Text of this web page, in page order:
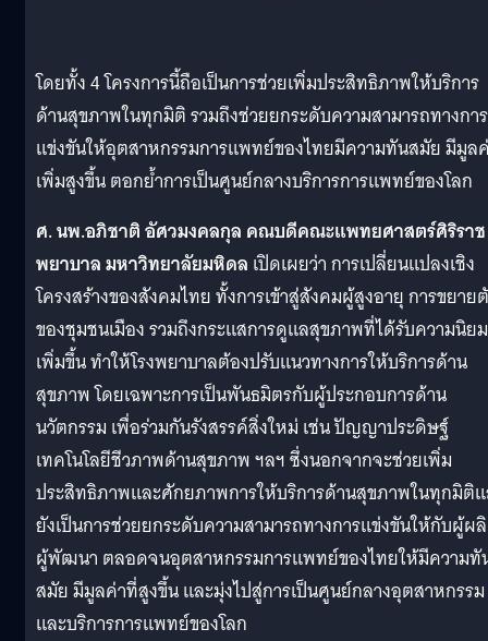
โดยทั้ง 4 โครงการนี้ถือเป็นการช่วยเพิ่มประสิทธิภาพให้บริการ
ด้านสุขภาพในทุกมิติ รวมถึงช่วยยกระดับความสามารถทางการ
แข่งขันให้อุตสาหกรรมการแพทย์ของไทยมีความทันสมัย มีมูล
เพิ่มสูงขึ้น ตอกย้ำการเป็นศูนย์กลางบริการการแพทย์ของโลก
ศ. นพ.อภิชาติ อัศวมงคลกุล คณบดีคณะแพทยศาสตร์ศิริราช
พยาบาล มหาวิทยาลัยมหิดล เปิดเผยว่า การเปลี่ยนแปลงเชิง
โครงสร้างของสังคมไทย ทั้งการเข้าสู่สังคมผู้สูงอายุ การขยาย
ของชุมชนเมือง รวมถึงกระแสการดูแลสุขภาพที่ได้รับความนิยม
เพิ่มขึ้น ทำให้โรงพยาบาลต้องปรับแนวทางการให้บริการด้าน
สุขภาพ โดยเฉพาะการเป็นพันธมิตรกับผู้ประกอบการด้าน
นวัตกรรม เพื่อร่วมกันรังสรรค์สิ่งใหม่ เช่น ปัญญาประดิษฐ์
เทคโนโลยีชีวภาพด้านสุขภาพ ฯลฯ ซึ่งนอกจากจะช่วยเพิ่ม
ประสิทธิภาพและศักยภาพการให้บริการด้านสุขภาพในทุกมิติ
ยังเป็นการช่วยยกระดับความสามารถทางการแข่งขันให้กับผู้ผ
ผู้พัฒนา ตลอดจนอุตสาหกรรมการแพทย์ของไทยให้มีความทั
สมัย มีมูลค่าที่สูงขึ้น และมุ่งไปสู่การเป็นศูนย์กลางอุตสาหกรรม
และบริการการแพทย์ของโลก